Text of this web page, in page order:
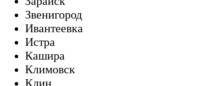
Звенигород
Ивантеевка
Истра
Кашира
Климовск
Клин